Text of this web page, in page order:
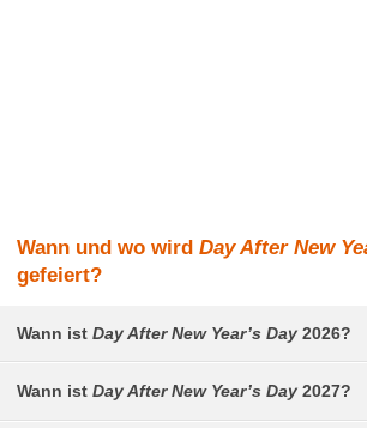
Wann und wo wirdDay After New
gefeiert?
Wann istDay After New Year’s Day 2026?
Wann istDay After New Year’s Day 2027?